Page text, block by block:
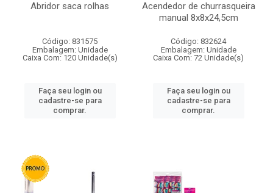
Abridor saca rolhas
Código: 831575
Embalagem: Unidade
Caixa Com: 120 Unidade(s)
Faça seu login ou
cadastre-se para
comprar.
Acendedor de churrasqueira
manual 8x8x24,5cm
Código: 832624
Embalagem: Unidade
Caixa Com: 72 Unidade(s)
Faça seu login ou
cadastre-se para
comprar.